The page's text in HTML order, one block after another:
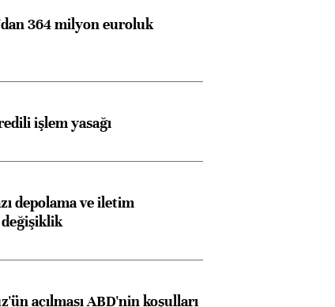
konusunda Unicredit ile
364 milyon euroluk
işlem yasağı
depolama ve iletim
açılması ABD'nin koşulları